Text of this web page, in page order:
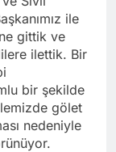
ile
gittik ve
ilettik. Bir
bir şekilde
gölet
nedeniyle